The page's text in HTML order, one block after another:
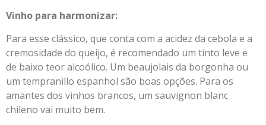
Vinho para harmonizar:
Para esse clássico, que conta com a acidez da cebola e a
cremosidade do queijo, é recomendado um tinto leve e
de baixo teor alcoólico. Um beaujolais da borgonha ou
um tempranillo espanhol são boas opções. Para os
amantes dos vinhos brancos, um sauvignon blanc
chileno vai muito bem.